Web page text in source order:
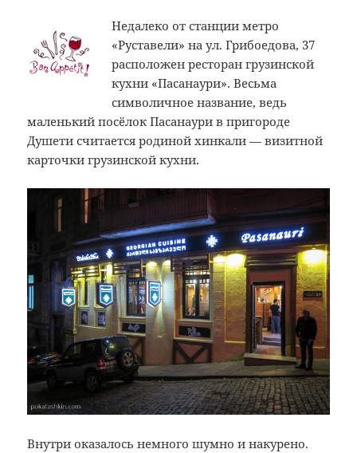
Недалеко от станции метро
«Руставели» на ул. Грибоедова, 37
расположен ресторан грузинской
кухни «Пасанаури». Весьма
символичное название, ведь
маленький посёлок Пасанаури в пригороде
Душети считается родиной хинкали — визитной
карточки грузинской кухни.
Внутри оказалось немного шумно и накурено.